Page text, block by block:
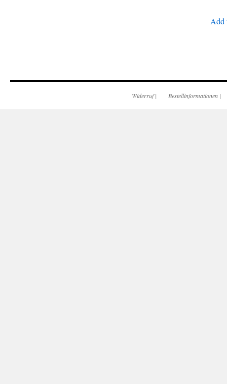
Add
Widerruf| Bestellinformationen |